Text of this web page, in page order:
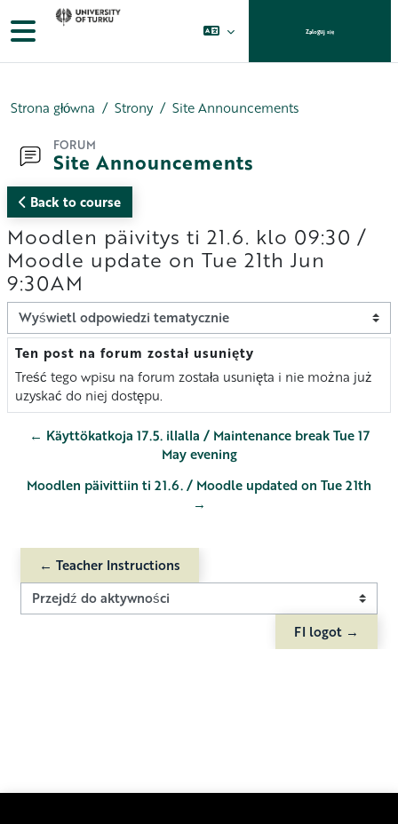
Przejdź do głównej zawartości
Panel boczny Zaloguj się
Strona główna Strony Site Announcements
FORUM
Site Announcements
Back to course
Moodlen päivitys ti 21.6. klo 09:30 /
Moodle update on Tue 21th Jun
9:30AM
Sposób wyświetlania
Ten post na forum został usunięty
Liczba odpowiedzi: 0
Treść tego wpisu na forum została usunięta i nie można już
uzyskać do niej dostępu.
← Käyttökatkoja 17.5. illalla / Maintenance break Tue 17
May evening
Moodlen päivittiin ti 21.6. / Moodle updated on Tue 21th
→
← Teacher Instructions
Przejdź do aktywności
FI logot →